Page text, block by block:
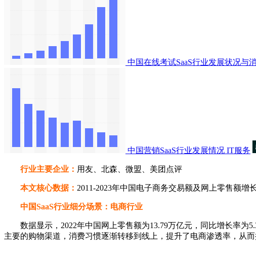
中国在线考试SaaS行业发展状况与
中国营销SaaS行业发展情况 IT服务
行业主要企业： 用友、北森、微盟、美团点评
本文核心数据： 2011-2023年中国电子商务交易额及网上零售额增
中国SaaS行业细分场景：电商行业
数据显示，2022年中国网上零售额为13.79万亿元，同比增长率为
主要的购物渠道，消费习惯逐渐转移到线上，提升了电商渗透率，从而